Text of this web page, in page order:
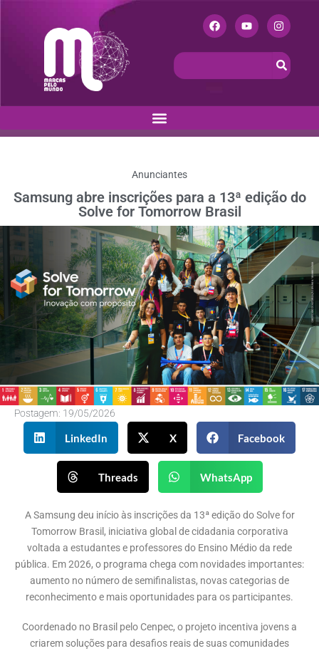
Anunciantes
Samsung abre inscrições para a 13ª edição do
Solve for Tomorrow Brasil
Postagem: 19/05/2026
LinkedIn X Facebook
Threads WhatsApp
A Samsung deu início às inscrições da 13ª edição do Solve for
Tomorrow Brasil, iniciativa global de cidadania corporativa
voltada a estudantes e professores do Ensino Médio da rede
pública. Em 2026, o programa chega com novidades importantes:
aumento no número de semifinalistas, novas categorias de
reconhecimento e mais oportunidades para os participantes.
Coordenado no Brasil pelo Cenpec, o projeto incentiva jovens a
criarem soluções para desafios reais de suas comunidades